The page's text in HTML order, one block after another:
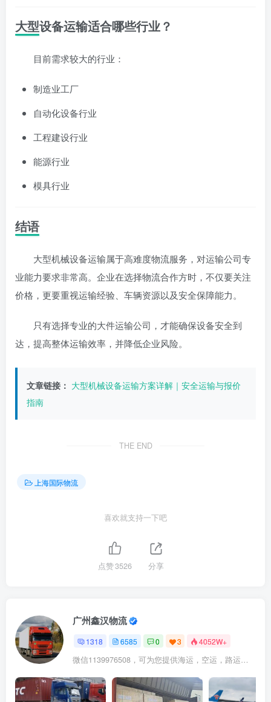
大型设备运输适合哪些行业？
目前需求较大的行业：
制造业工厂
自动化设备行业
工程建设行业
能源行业
模具行业
结语
大型机械设备运输属于高难度物流服务，对运输公司专
业能力要求非常高。企业在选择物流合作方时，不仅要关注
价格，更要重视运输经验、车辆资源以及安全保障能力。
只有选择专业的大件运输公司，才能确保设备安全到
达，提高整体运输效率，并降低企业风险。
文章链接： 大型机械设备运输方案详解｜安全运输与报价
指南
THE END
上海国际物流
喜欢就支持一下吧
点赞3526 分享
广州鑫汉物流
1318 6585 0 3 4052W+
微信1139976508，可为您提供海运，空运，路运，铁路运输